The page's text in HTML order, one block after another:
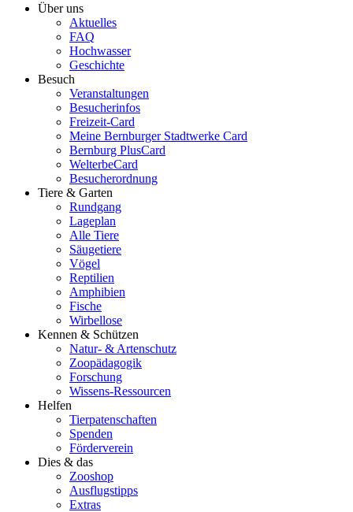
Über uns
Aktuelles
FAQ
Hochwasser
Geschichte
Besuch
Veranstaltungen
Besucherinfos
Freizeit-Card
Meine Bernburger Stadtwerke Card
Bernburg PlusCard
WelterbeCard
Besucherordnung
Tiere & Garten
Rundgang
Lageplan
Alle Tiere
Säugetiere
Vögel
Reptilien
Amphibien
Fische
Wirbellose
Kennen & Schützen
Natur- & Artenschutz
Zoopädagogik
Forschung
Wissens-Ressourcen
Helfen
Tierpatenschaften
Spenden
Förderverein
Dies & das
Zooshop
Ausflugstipps
Extras